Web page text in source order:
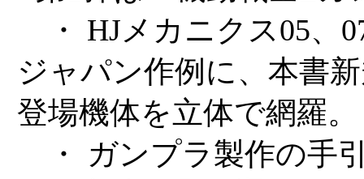
・ HJメカニクス05、
ジャパン作例に、本書
登場機体を立体で網羅。
・ ガンプラ製作の手